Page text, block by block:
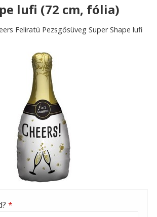
lufi (72 cm, fólia)
Feliratú Pezsgősüveg Super Shape lufi
*